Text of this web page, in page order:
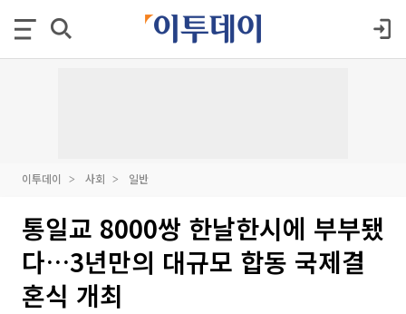
이투데이 사회 일반
통일교 8000쌍 한날한시에 부부됐
다…3년만의 대규모 합동 국제결
혼식 개최